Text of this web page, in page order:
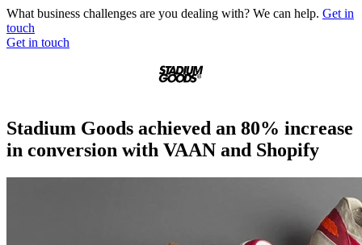
What business challenges are you dealing with? We can help. Get in
touch
Get in touch
Stadium Goods achieved an 80% increase
in conversion with VAAN and Shopify